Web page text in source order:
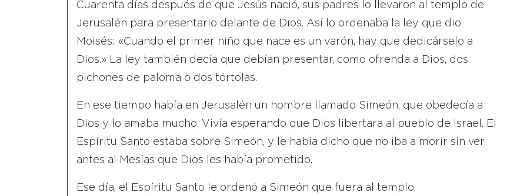
Cuarenta días después de que Jesús nació, sus padres lo llevaron al templo de
Jerusalén para presentarlo delante de Dios. Así lo ordenaba la ley que dio
Moisés: «Cuando el primer niño que nace es un varón, hay que dedicárselo a
Dios.» La ley también decía que debían presentar, como ofrenda a Dios, dos
pichones de paloma o dos tórtolas.
En ese tiempo había en Jerusalén un hombre llamado Simeón, que obedecía a
Dios y lo amaba mucho. Vivía esperando que Dios libertara al pueblo de Israel. El
Espíritu Santo estaba sobre Simeón, y le había dicho que no iba a morir sin ver
antes al Mesías que Dios les había prometido.
Ese día, el Espíritu Santo le ordenó a Simeón que fuera al templo.